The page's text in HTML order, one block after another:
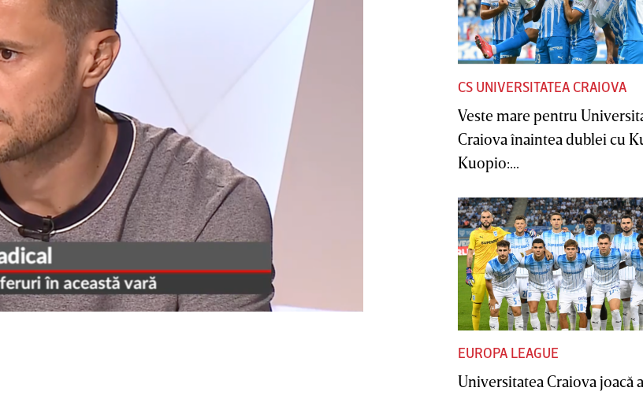
CS UNIVERSITATEA CRAIOVA
Veste mare pentru
Craiova înaintea dublei cu
Kuopio:...
EUROPA LEAGUE
Universitatea Craiova joacă